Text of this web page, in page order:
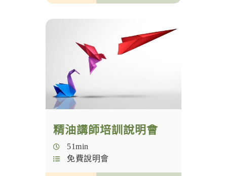
精油講師培訓說明會
51min
免費說明會